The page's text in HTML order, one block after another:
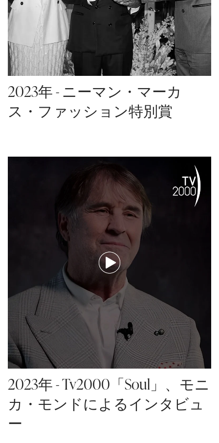
2023年 - ニーマン・マーカ
ス・ファッション特別賞
2023年 - Tv2000「Soul」、モニ
カ・モンドによるインタビュ
ー